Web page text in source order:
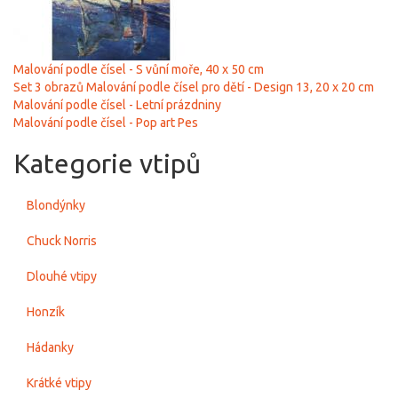
Malování podle čísel - S vůní moře, 40 х 50 cm
Set 3 obrazů Malování podle čísel pro dětí - Design 13, 20 x 20 cm
Malování podle čísel - Letní prázdniny
Malování podle čísel - Pop art Pes
Kategorie vtipů
Blondýnky
Chuck Norris
Dlouhé vtipy
Honzík
Hádanky
Krátké vtipy